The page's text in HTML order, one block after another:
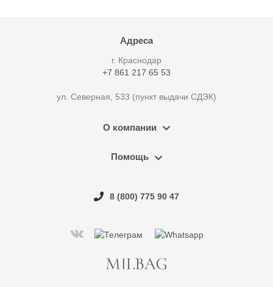
Адреса
г. Краснодар
+7 861 217 65 53
ул. Северная, 533 (пункт выдачи СДЭК)
О компании
Помощь
8 (800) 775 90 47